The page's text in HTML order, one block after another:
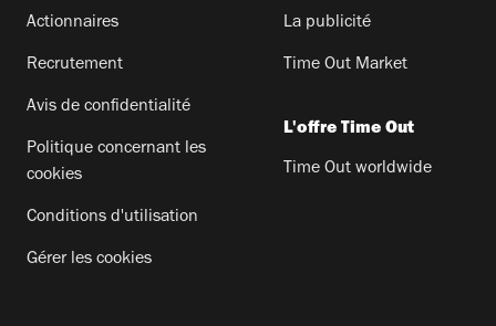
Actionnaires
Recrutement
Avis de confidentialité
Politique concernant les
cookies
Conditions d'utilisation
Gérer les cookies
La publicité
Time Out Market
L'offre Time Out
Time Out worldwide